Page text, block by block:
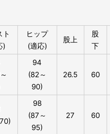
ト
)
ヒップ
(適応)
股上
股
下
94
(82～
90)
26.5 60
98
(87～
95)
27 60